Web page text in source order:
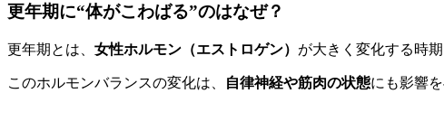
更年期に“体がこわばる”のはなぜ？
更年期とは、 女性ホルモン（エストロゲン） が大きく変化する時期
このホルモンバランスの変化は、 自律神経や筋肉の状態にも影響を